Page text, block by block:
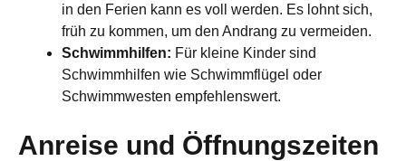
in den Ferien kann es voll werden. Es lohnt sich,
früh zu kommen, um den Andrang zu vermeiden.
Schwimmhilfen: Für kleine Kinder sind
Schwimmhilfen wie Schwimmflügel oder
Schwimmwesten empfehlenswert.
Anreise und Öffnungszeiten